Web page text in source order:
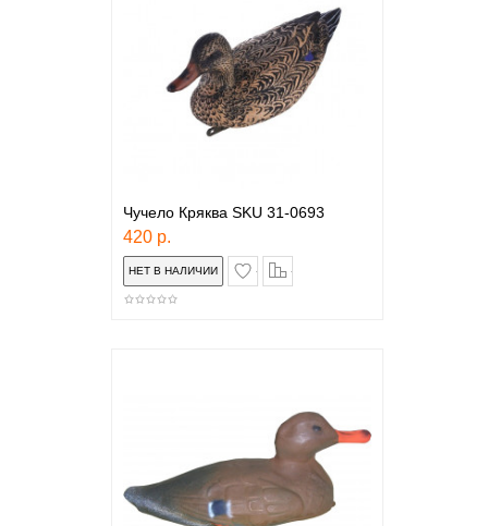
Чучело Кряква SKU 31-0693
420 р.
в закладки